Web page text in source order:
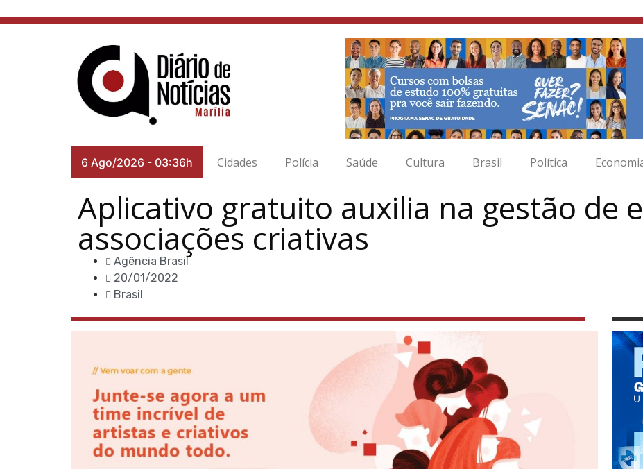
6 Ago/2026 - 03:36h Cidades Polícia Saúde Cultura Brasil Política
Aplicativo gratuito auxilia na gestão de
associações criativas
Agência Brasil
20/01/2022
Brasil